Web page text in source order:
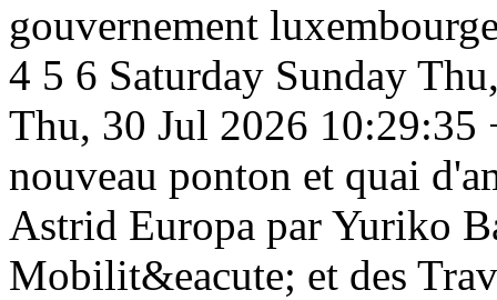
gouvernement
4 5 6 Saturday Sunday
Thu, 30 Jul 2026 10:29:35
nouveau ponton et quai
Astrid Europa par Yuriko
Mobilit&eacute; et des